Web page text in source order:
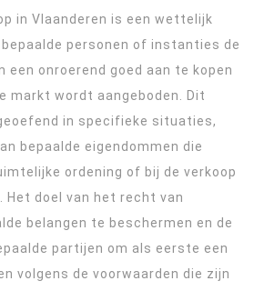
in Vlaanderen is een wettelijk
personen of instanties de
een onroerend goed aan te kopen
markt wordt aangeboden. Dit
in specifieke situaties,
bepaalde eigendommen die
ordening of bij de verkoop
Het doel van het recht van
belangen te beschermen en de
partijen om als eerste een
volgens de voorwaarden die zijn